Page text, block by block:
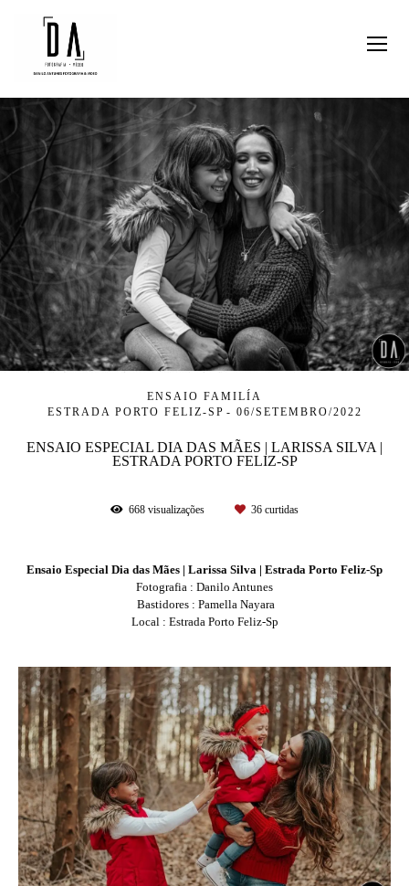
ENSAIO FAMILÍA
ESTRADA PORTO FELIZ-SP
06/SETEMBRO/2022
ENSAIO ESPECIAL DIA DAS MÃES | LARISSA SILVA |
ESTRADA PORTO FELIZ-SP
668 visualizações 36 curtidas
Ensaio Especial Dia das Mães | Larissa Silva | Estrada Porto Feliz-Sp
Fotografia : Danilo Antunes
Bastidores : Pamella Nayara
Local : Estrada Porto Feliz-Sp